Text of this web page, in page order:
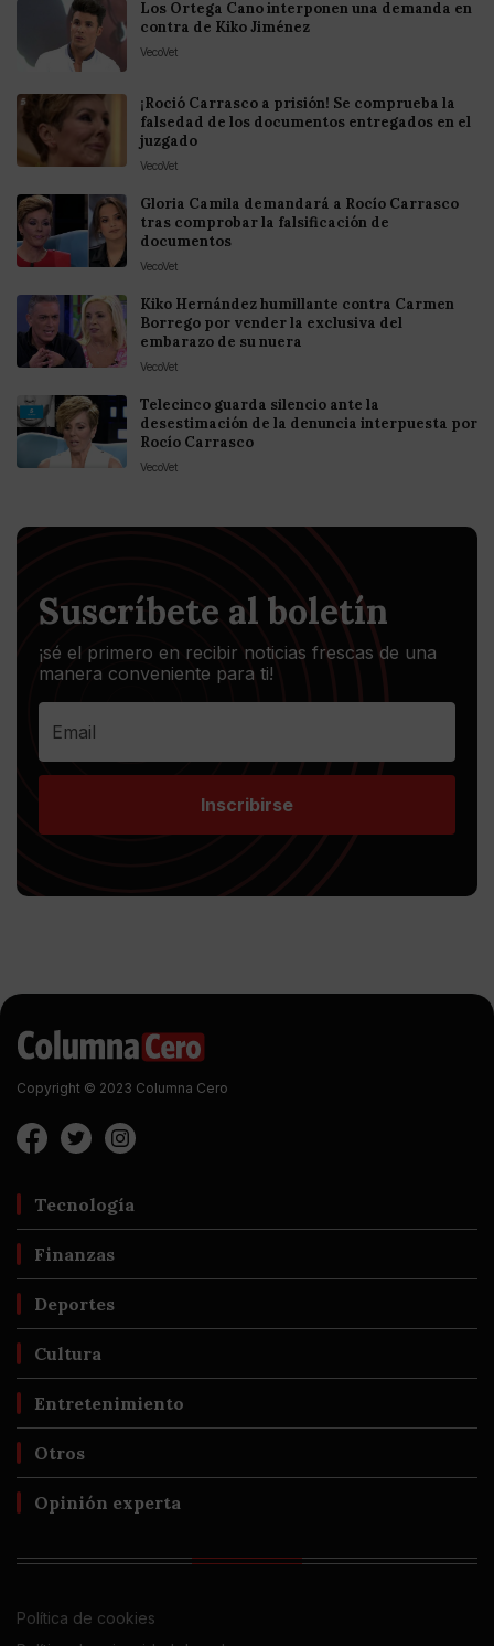
Los Ortega Cano interponen una demanda en
contra de Kiko Jiménez
VecoVet
¡Roció Carrasco a prisión! Se comprueba la
falsedad de los documentos entregados en el
juzgado
VecoVet
Gloria Camila demandará a Rocío Carrasco
tras comprobar la falsificación de
documentos
VecoVet
Kiko Hernández humillante contra Carmen
Borrego por vender la exclusiva del
embarazo de su nuera
VecoVet
Telecinco guarda silencio ante la
desestimación de la denuncia interpuesta por
Rocío Carrasco
VecoVet
Suscríbete al boletín
¡sé el primero en recibir noticias frescas de una
manera conveniente para ti!
Inscribirse
Copyright © 2023 Columna Cero
Tecnología
Finanzas
Deportes
Cultura
Entretenimiento
Otros
Opinión experta
Política de cookies